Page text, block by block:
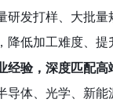
研发打样、大批
降低加工难度、
经验，深度匹配高
导体、光学、新